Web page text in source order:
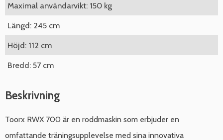
Maximal användarvikt: 150 kg
Längd: 245 cm
Höjd: 112 cm
Bredd: 57 cm
Beskrivning
Toorx RWX 700 är en roddmaskin som erbjuder en
omfattande träningsupplevelse med sina innovativa